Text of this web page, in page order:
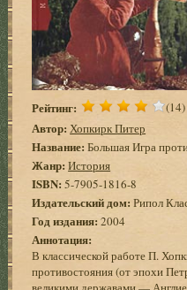
Рейтинг: (14)
Автор: Хопкирк Питер
Название: Большая Игра
Жанр: История
ISBN: 5-7905-1816-8
Издательский дом: Рипол
Год издания:2004
Аннотация:
В классической работе П.
противостояния (от эпохи